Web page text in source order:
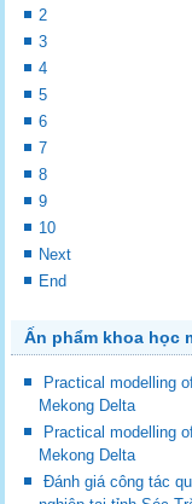
2
3
4
5
6
7
8
9
10
Next
End
Ấn phẩm khoa học
Practical modelling
Mekong Delta
Practical modelling
Mekong Delta
Đánh giá công tác